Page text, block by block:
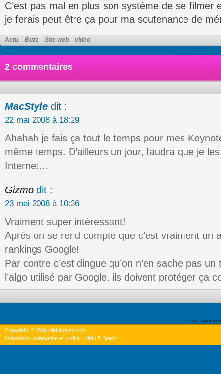
C’est pas mal en plus son système de se filmer
je ferais peut être ça pour ma soutenance de
Actu Buzz Site web vidéo
2 commentaires
MacStyle dit :
22 mai 2008 à 18:29
Ahahah je fais ça tout le temps pour mes
même temps. D’ailleurs un jour, faudra que je
Internet…
Gizmo dit :
23 mai 2008 à 10:36
Vraiment super intéressant!
Après on se rend compte que c’est vraiment un
rankings Google!
Par contre c’est dingue qu’on n’en sache pas
l’algo utilisé par Google, ils doivent protéger ça
Page
Copyright © 2026 Klakinoumi.com
Intégration, adaptation et vodka : Klaki & Benoit